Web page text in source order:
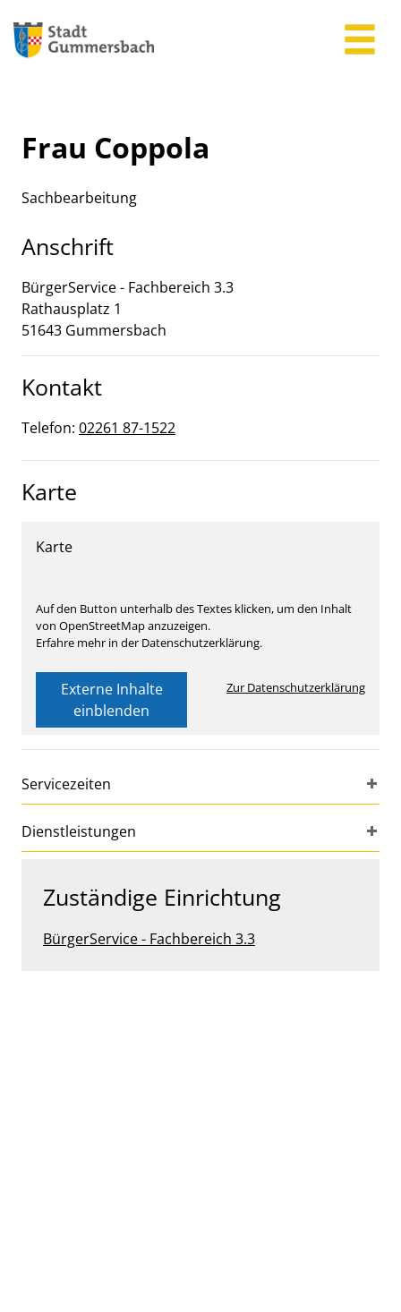
Frau Coppola
Sachbearbeitung
Anschrift
BürgerService - Fachbereich 3.3
Rathausplatz 1
51643 Gummersbach
Kontakt
Telefon: 02261 87-1522
Karte
Karte
Auf den Button unterhalb des Textes klicken, um den Inhalt
von OpenStreetMap anzuzeigen.
Erfahre mehr in der Datenschutzerklärung.
Externe Inhalte
einblenden
Zur Datenschutzerklärung
Servicezeiten
Dienstleistungen
Zuständige Einrichtung
BürgerService - Fachbereich 3.3